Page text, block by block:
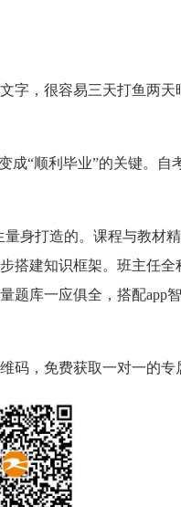
字，很容易三天打鱼两天
成“顺利毕业”的关键。
自
身打造的。课程与教材
搭建知识框架。班主任
量题库一应俱全，搭配app
码，免费获取一对一的专